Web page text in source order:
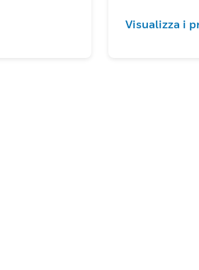
Visualizza i